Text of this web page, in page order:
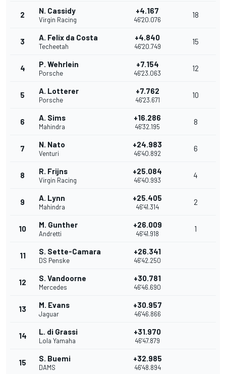
2 N. Cassidy
Virgin Racing
+4.167
46'20.076
18
3 A. Felix da Costa
Techeetah
+4.840
46'20.749
15
4 P. Wehrlein
Porsche
+7.154
46'23.063
12
5 A. Lotterer
Porsche
+7.762
46'23.671
10
6 A. Sims
Mahindra
+16.286
46'32.195
8
7 N. Nato
Venturi
+24.983
46'40.892
6
8 R. Frijns
Virgin Racing
+25.084
46'40.993
4
9 A. Lynn
Mahindra
+25.405
46'41.314
2
10 M. Gunther
Andretti
+26.009
46'41.918
1
11 S. Sette-Camara
DS Penske
+26.341
46'42.250
12 S. Vandoorne
Mercedes
+30.781
46'46.690
13 M. Evans
Jaguar
+30.957
46'46.866
14 L. di Grassi
Lola Yamaha
+31.970
46'47.879
15 S. Buemi
DAMS
+32.985
46'48.894